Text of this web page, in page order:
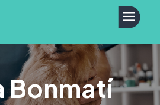
a
Bonmatí